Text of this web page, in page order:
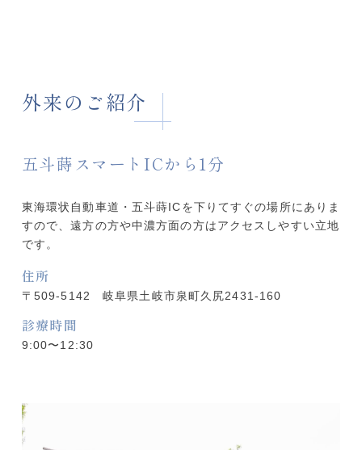
外来のご紹介
五斗蒔スマートICから1分
東海環状自動車道・五斗蒔ICを下りてすぐの場所にありま
すので、遠方の方や中濃方面の方はアクセスしやすい立地
です。
住所
〒509-5142 岐阜県土岐市泉町久尻2431-160
診療時間
9:00〜12:30